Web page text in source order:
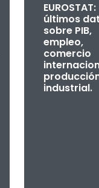
EUROSTAT:
últimos
sobre PIB,
empleo,
comercio
industrial.